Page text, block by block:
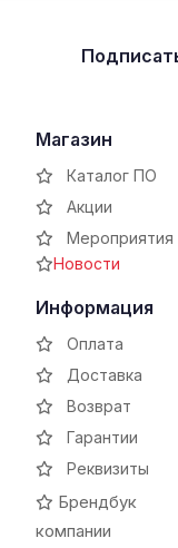
Магазин
Каталог ПО
Акции
Мероприятия
Новости
Информация
Оплата
Доставка
Возврат
Гарантии
Реквизиты
Брендбук
компании